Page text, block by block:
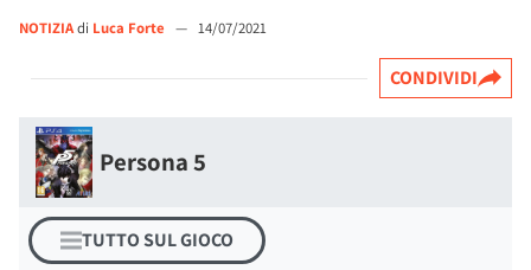
NOTIZIAdi Luca Forte — 14/07/2021
CONDIVIDI
Persona 5
TUTTO SUL GIOCO